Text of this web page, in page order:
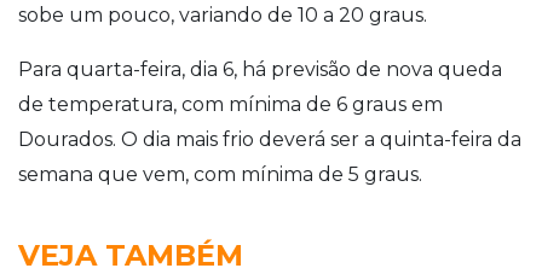
sobe um pouco, variando de 10 a 20 graus.
Para quarta-feira, dia 6, há previsão de nova queda
de temperatura, com mínima de 6 graus em
Dourados. O dia mais frio deverá ser a quinta-feira da
semana que vem, com mínima de 5 graus.
VEJA TAMBÉM